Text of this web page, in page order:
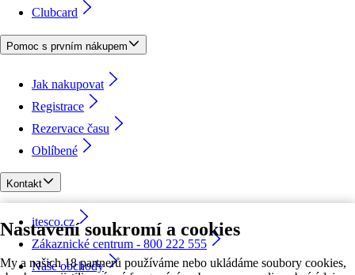
Nastavení soukromí a cookies
My a našich 18 partnerů používáme nebo ukládáme soubory cookies,
Clubcard
Pomoc s prvním nákupem
Jak nakupovat
Registrace
Rezervace času
Oblíbené
Kontakt
itesco.cz
Zákaznické centrum - 800 222 555
Naše obchody